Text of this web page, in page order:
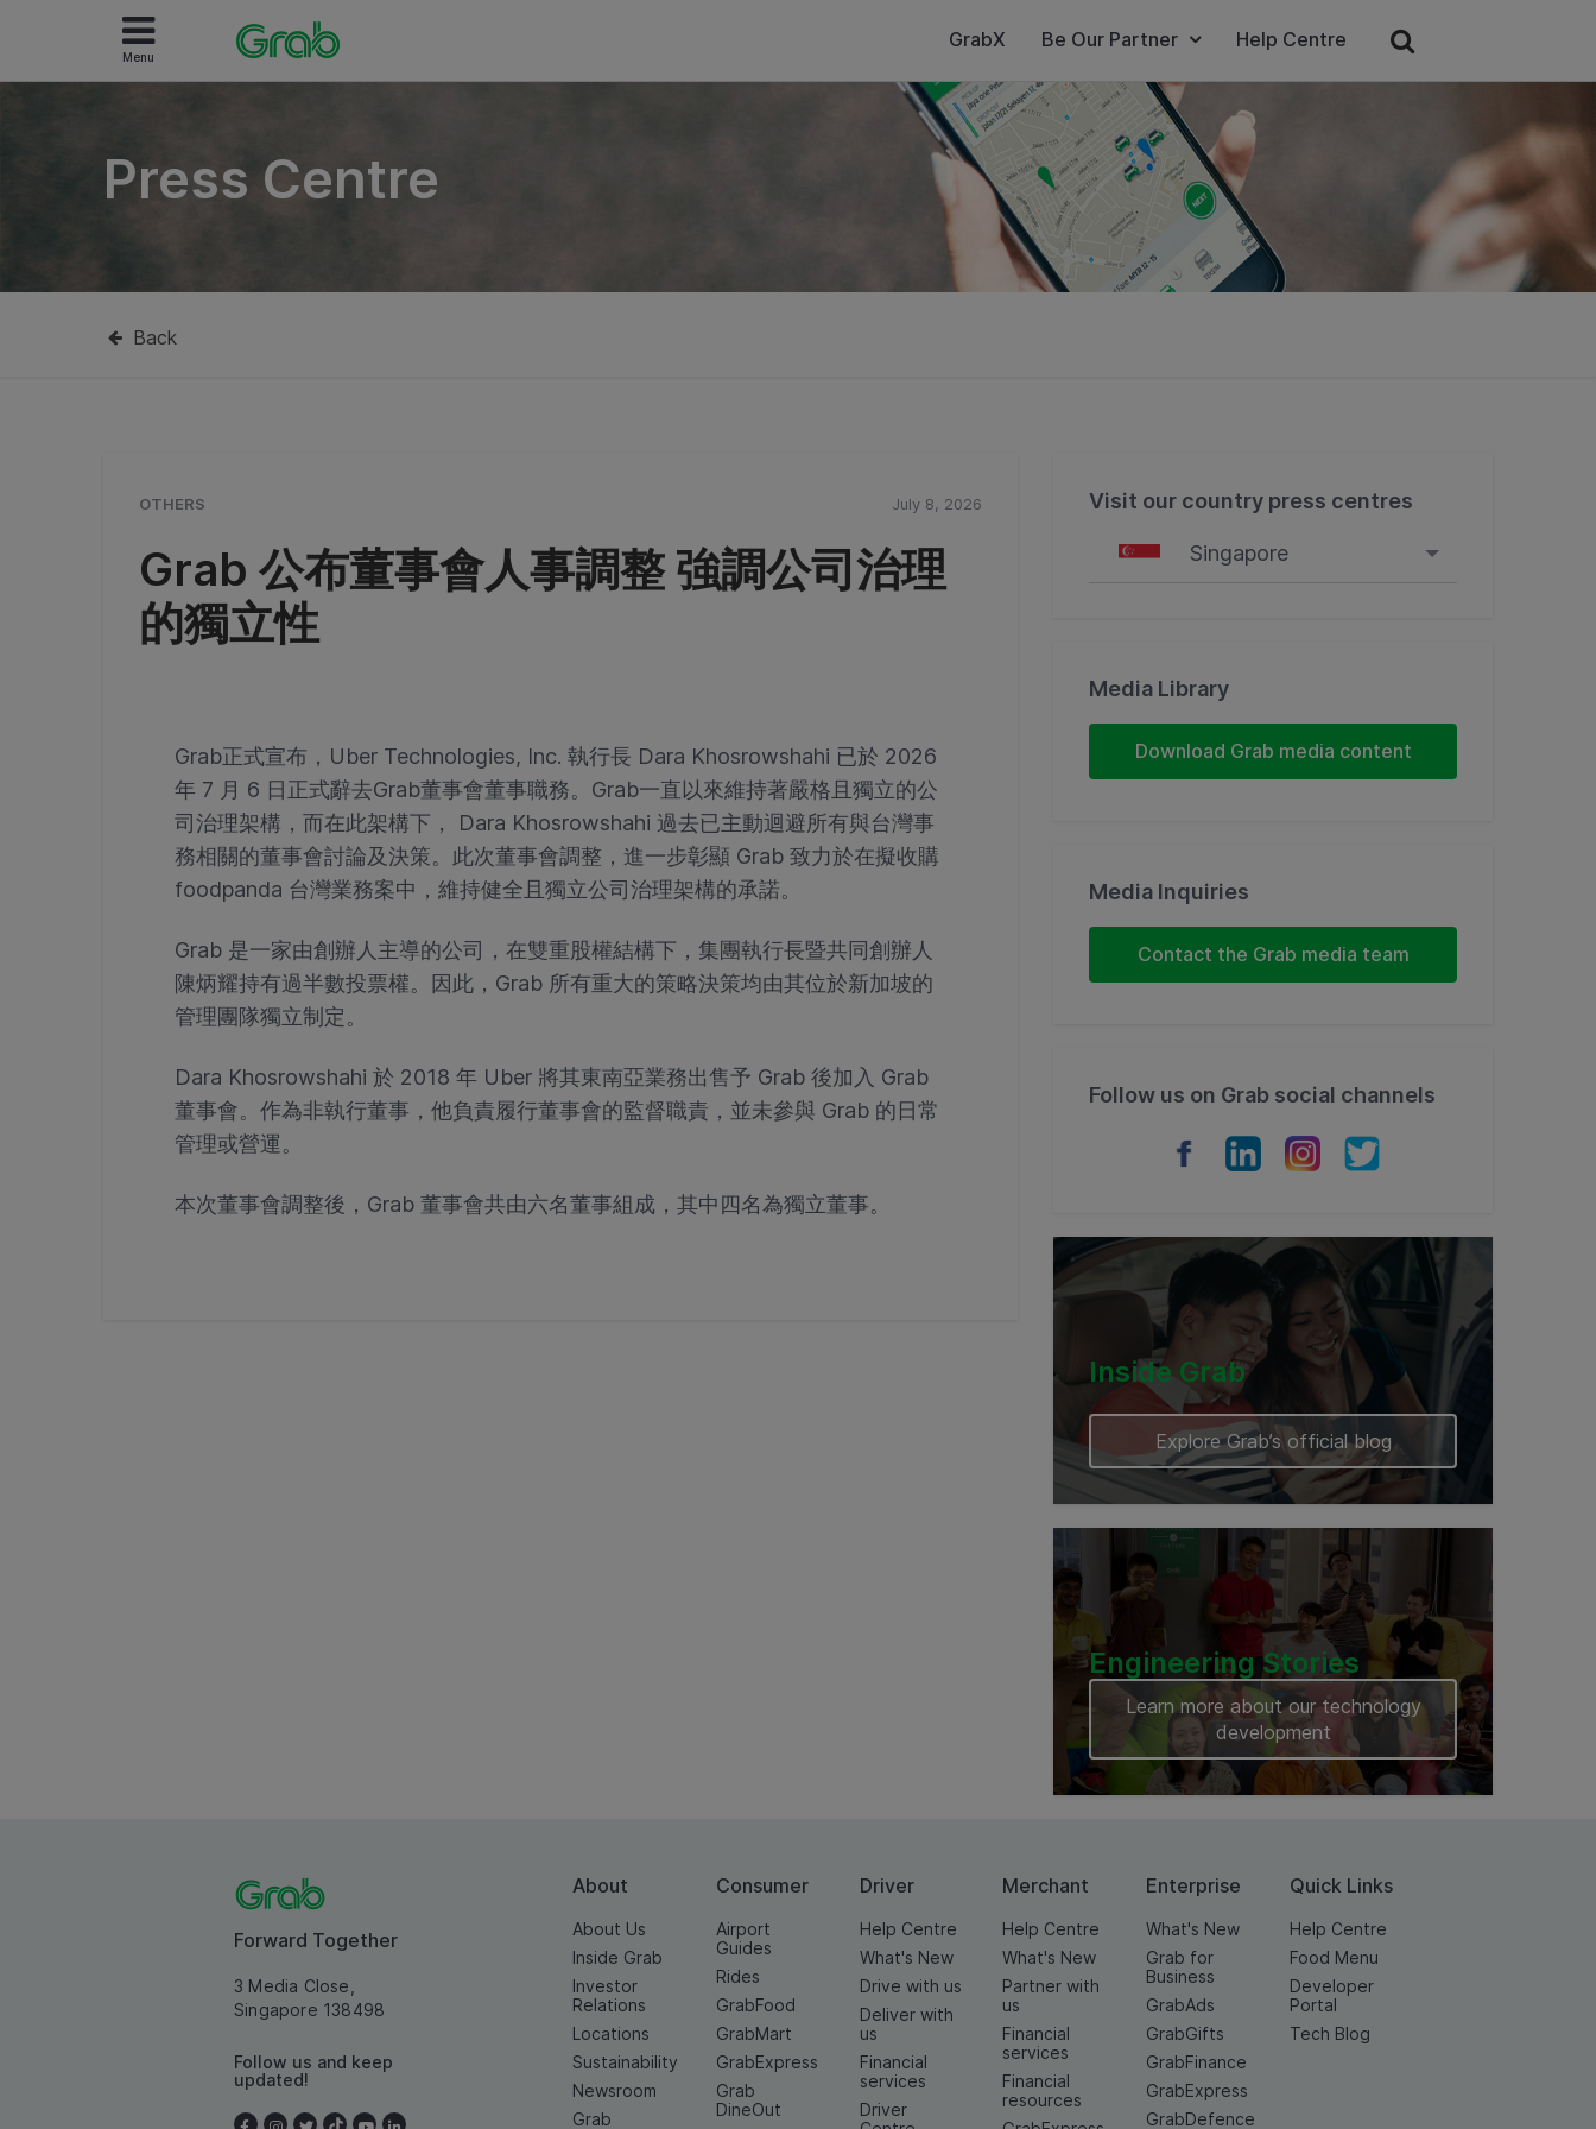
Menu
GrabX Be Our Partner Help Centre
Press Centre
Back
OTHERS July 8, 2026
Grab 公布董事會人事調整 強調公司治理
的獨立性
Grab正式宣布，Uber Technologies, Inc. 執行長 Dara Khosrowshahi 已於 2026
年 7 月 6 日正式辭去Grab董事會董事職務。Grab一直以來維持著嚴格且獨立的公
司治理架構，而在此架構下， Dara Khosrowshahi 過去已主動迴避所有與台灣事
務相關的董事會討論及決策。此次董事會調整，進一步彰顯 Grab 致力於在擬收購
foodpanda 台灣業務案中，維持健全且獨立公司治理架構的承諾。
Grab 是一家由創辦人主導的公司，在雙重股權結構下，集團執行長暨共同創辦人
陳炳耀持有過半數投票權。因此，Grab 所有重大的策略決策均由其位於新加坡的
管理團隊獨立制定。
Dara Khosrowshahi 於 2018 年 Uber 將其東南亞業務出售予 Grab 後加入 Grab
董事會。作為非執行董事，他負責履行董事會的監督職責，並未參與 Grab 的日常
管理或營運。
本次董事會調整後，Grab 董事會共由六名董事組成，其中四名為獨立董事。
Visit our country press centres
Singapore
Indonesia
Thailand
Vietnam
Myanmar
Media Library
Download Grab media content
Media Inquiries
Contact the Grab media team
Follow us on Grab social channels
Inside Grab
Explore Grab’s official blog
Engineering Stories
Learn more about our technology
development
Forward Together
3 Media Close,
Singapore 138498
Follow us and keep
updated!
About
About Us
Inside Grab
Investor
Relations
Locations
Sustainability
Newsroom
Grab
Consumer
Airport
Guides
Rides
GrabFood
GrabMart
GrabExpress
Grab
DineOut
Driver
Help Centre
What's New
Drive with us
Deliver with
us
Financial
services
Driver
Merchant
Help Centre
What's New
Partner with
us
Financial
services
Financial
resources
Enterprise
What's New
Grab for
Business
GrabAds
GrabGifts
GrabFinance
GrabExpress
GrabDefence
Quick Links
Help Centre
Food Menu
Developer
Portal
Tech Blog